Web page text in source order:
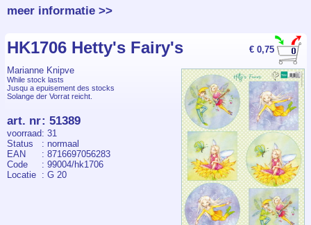
meer informatie >>
€ 0,75
HK1706 Hetty's Fairy's
Marianne Knipve
While stock lasts
Jusqu a epuisement des stocks
Solange der Vorrat reicht.
art. nr: 51389
voorraad: 31
Status
: normaal
EAN
: 8716697056283
Code
: 99004/hk1706
Locatie : G 20